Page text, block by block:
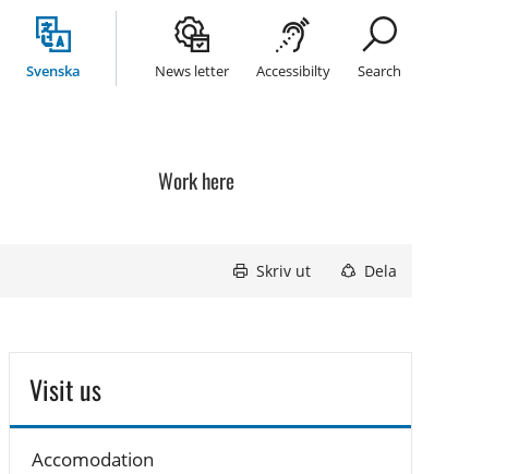
Svenska News letter Accessibilty Search
Work here
Skriv ut Dela
Visit us
Accomodation